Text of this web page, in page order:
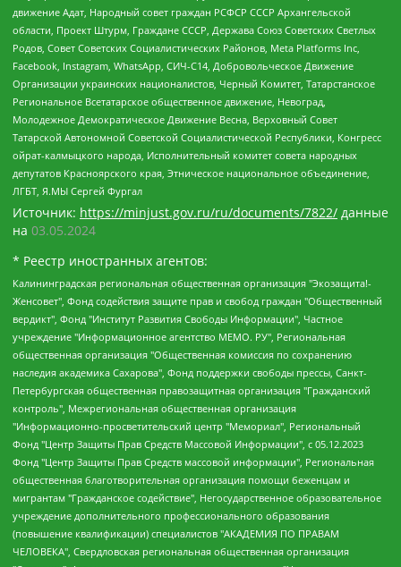
движение Адат, Народный совет граждан РСФСР СССР Архангельской
области, Проект Штурм, Граждане СССР, Держава Союз Советских Светлых
Родов, Совет Советских Социалистических Районов, Meta Platforms Inc,
Facebook, Instagram, WhatsApp, СИЧ-С14, Добровольческое Движение
Организации украинских националистов, Черный Комитет, Татарстанское
Региональное Всетатарское общественное движение, Невоград,
Молодежное Демократическое Движение Весна, Верховный Совет
Татарской Автономной Советской Социалистической Республики, Конгресс
ойрат-калмыцкого народа, Исполнительный комитет совета народных
депутатов Красноярского края, Этническое национальное объединение,
ЛГБТ, Я.МЫ Сергей Фургал
Источник: https://minjust.gov.ru/ru/documents/7822/ данные
на 03.05.2024
* Реестр иностранных агентов:
Калининградская региональная общественная организация "Экозащита!-Женсовет", Фонд содействия защите прав и свобод граждан "Общественный вердикт", Фонд "Институт Развития Свободы Информации", Частное учреждение "Информационное агентство МЕМО. РУ", Региональная общественная организация "Общественная комиссия по сохранению наследия академика Сахарова", Фонд поддержки свободы прессы, Санкт-Петербургская общественная правозащитная организация "Гражданский контроль", Межрегиональная общественная организация "Информационно-просветительский центр "Мемориал", Региональный Фонд "Центр Защиты Прав Средств Массовой Информации", с 05.12.2023 Фонд "Центр Защиты Прав Средств массовой информации", Региональная общественная благотворительная организация помощи беженцам и мигрантам "Гражданское содействие", Негосударственное образовательное учреждение дополнительного профессионального образования (повышение квалификации) специалистов "АКАДЕМИЯ ПО ПРАВАМ ЧЕЛОВЕКА", Свердловская региональная общественная организация "Сутяжник", Автономная некоммерческая организация "Центр независимых социологических исследований", Союз общественных объединений "Российский исследовательский центр по правам человека", Региональное общественное учреждение научно-информационный центр "МЕМОРИАЛ", Некоммерческая организация "Фонд защиты гласности", Автономная некоммерческая организация "Институт прав человека", Городская общественная организация "Екатеринбургское общество "МЕМОРИАЛ", Городская общественная организация "Рязанское историко-просветительское и правозащитное общество "Мемориал" (Рязанский Мемориал), Челябинский региональный орган общественной самодеятельности – женское общественное объединение "Женщины Евразии", Челябинский региональный орган общественной самодеятельности "Уральская правозащитная группа", Фонд содействия защите здоровья и социальной справедливости имени Андрея Рылькова, Автономная Некоммерческая Организация "Аналитический Центр Юрия Левады", Автономная некоммерческая организация социальной поддержки населения "Проект Апрель", Региональная общественная организация помощи женщинам и детям, находящимся в кризисной ситуации "Информационно-методический центр "Анна", Фонд содействия развитию массовых коммуникаций и правовому просвещению "Так-так-Так", Фонд содействия устойчивому развитию "Серебряная тайга", Свердловский региональный общественный фонд социальных проектов "Новое время", "Idel.Реалии", Кавказ.Реалии, Крым.Реалии, Телеканал Настоящее Время, Татаро-башкирская служба Радио Свобода (Azatliq Radiosi), Радио Свободная Европа/Радио Свобода (PCE/PC), "Сибирь.Реалии", "Фактограф", Благотворительный фонд помощи осужденным и их семьям, Автономная некоммерческая организация "Институт глобализации и социальных движений", Фонд "В защиту прав заключенных", Частное учреждение "Центр поддержки и содействия развитию средств массовой информации", Пензенский региональный общественный благотворительный фонд "Гражданский союз", "Север.Реалии", Некоммерческая организация Фонд "Правовая инициатива", Общество с ограниченной ответственностью "Радио Свободная Европа/Радио Свобода", Чешское информационное агентство "MEDIUM-ORIENT", Красноярская региональная общественная организация "Мы против СПИДа", Камалягин Денис Николаевич, Маркелов Сергей Евгеньевич, Пономарев Лев Александрович, Савицкая Людмила Алексеевна, Автономная некоммерческая организация "Центр по работе с проблемой насилия "НАСИЛИЮ.НЕТ", Межрегиональный профессиональный союз работников здравоохранения "Альянс врачей", Юридическое лицо, зарегистрированное в Латвийской Республике, SIA "Medusa Project" (регистрационный номер 40103797863, дата регистрации 10.06.2014), Некоммерческая организация "Фонд по борьбе с коррупцией", Автономная некоммерческая организация "Институт права и публичной политики", Баданин Роман Сергеевич, Гликин Максим Александрович, Железнова Мария Михайловна, Лукьянова Юлия Сергеевна, Маетная Елизавета Витальевна, Маняхин Петр Борисович, Чуракова Ольга Владимировна, Ярош Юлия Петровна, Юридическое лицо "The Insider SIA", зарегистрированное в Риге, Латвийская Республика (дата регистрации 26.06.2015), являющееся администратором доменного имени интернет-издания "The Insider SIA", https://theins.ru, Постернак Алексей Евгеньевич, Рубин Михаил Аркадьевич, Анин Роман Александрович, Юридическое лицо Istories fonds, зарегистрированное в Латвийской Республике (регистрационный номер 50008295751, дата регистрации 24.02.2020), Великовский Дмитрий Александрович, Долинина Ирина Николаевна, Мароховская Алеся Алексеевна, Шлейнов Роман Юрьевич, Шмагун Олеся Валентиновна, Общество с ограниченной ответственностью "Альтаир 2021", Общество с ограниченной ответственностью "Вега 2021", Общество с ограниченной ответственностью "Главный редактор 2021", Общество с ограниченной ответственностью "Ромашки монолит", Важенков Артем Валерьевич, Ивановская областная общественная организация "Центр гендерных исследований", Гурман Юрий Альбертович, Медиапроект "ОВД-Инфо", Егоров Владимир Владимирович, Жилинский Владимир Александрович, Общество с ограниченной ответственностью "ЗП", Иванова София Юрьевна, Карезина Инна Павловна, Кильтау Екатерина Викторовна, Петров Алексей Викторович, Пискунов Сергей Евгеньевич, Смирнов Сергей Сергеевич, Тихонов Михаил Сергеевич, Общество с ограниченной ответственностью "ЖУРНАЛИСТ-ИНОСТРАННЫЙ АГЕНТ", Арапова Галина Юрьевна, Вольтская Татьяна Анатольевна, Американская компания "Mason G.E.S. Anonymous Foundation" (США), являющаяся владельцем интернет-издания https://mnews.world/, Компания "Stichting Bellingcat", зарегистрированная в Нидерландах (дата регистрации 11.07.2018), Захаров Андрей Вячеславович, Клепиковская Екатерина Дмитриевна, Общество с ограниченной ответственностью "МЕМО", Перл Роман Александрович, Симонов Евгений Алексеевич, Соловьева Елена Анатольевна, Сотников Даниил Владимирович, Сурначева Елизавета Дмитриевна, Автономная некоммерческая организация по защите прав человека и информированию населения "Якутия – Наше Мнение", Общество с ограниченной ответственностью "Москоу диджитал медиа", с 26.01.2023 Общество с ограниченной ответственностью "Чайка Белые сады", Ветошкина Валерия Валерьевна, Заговора Максим Александрович, Межрегиональное общественное движение "Российская ЛГБТ - сеть", Оленичев Максим Владимирович, Павлов Иван Юрьевич, Скворцова Елена Сергеевна, Общество с ограниченной ответственностью "Как бы инагент", Кочетков Игорь Викторович, Общество с ограниченной ответственностью "Честные выборы", Еланчик Олег Александрович, Общество с ограниченной ответственностью "Нобелевский призыв", Гималова Регина Эмилевна, Григорьев Андрей Валерьевич, Григорьева Алина Александровна, Ассоциация по содействию защите прав призывников, альтернативнослужащих и военнослужащих "Правозащитная группа "Гражданин.Армия.Право", Хисамова Регина Фаритовна, Автономная некоммерческая организация по реализации социально-правовых программ "Лилит", Дальневосточное общественное движение "Маяк", Санкт-Петербургская ЛГБТ-инициативная группа "Выход", Инициативная группа ЛГБТ+ "Реверс", Алексеев Андрей Викторович, Бекбулатова Таисия Львовна, Беляев Иван Михайлович, Владыкина Елена Сергеевна, Гельман Марат Александрович, Никульшина Вероника Юрьевна, Толоконникова Надежда Андреевна, Шендерович Виктор Анатольевич, Общество с ограниченной ответственностью "Данное сообщение", Общество с ограниченной ответственностью Издательский дом "Новая глава", Айнбиндер Александра Александровна, Московский комьюнити-центр для ЛГБТ+инициатив, Благотворительный фонд развития филантропии, Deutsche Welle (Германия, Kurt-Schumacher-Strasse 3, 53113 Bonn), Борзунова Мария Михайловна, Воробьев Виктор Викторович, Голубева Анна Львовна, Константинова Алла Михайловна, Малкова Ирина Владимировна, Мурадов Мурад Абдулгалимович, Осетинская Елизавета Николаевна, Понасенков Евгений Николаевич, Ганапольский Матвей Юрьевич, Киселев Евгений Алексеевич, Борухович Ирина Григорьевна, Дремин Иван Тимофеевич, Дубровский Дмитрий Викторович, Красноярская региональная общественная организация поддержки и развития альтернативных образовательных технологий и межкультурных коммуникаций "ИНТЕРРА", Маяковская Екатерина Алексеевна, Фейгин Марк Захарович, Филимонов Андрей Викторович, Дзугкоева Регина Николаевна, Доброхотов Роман Александрович, Дудь Юрий Александрович, Елкин Сергей Владимирович, Кругликов Кирилл Игоревич, Сабунаева Мария Леонидовна, Семенов Алексей Владимирович, Шаинян Карен Багратович, Шульман Екатерина Михайловна, Асафьев Артур Валерьевич, Вахштайн Виктор Семенович, Венедиктов Алексей Алексеевич, Лушникова Екатерина Евгеньевна, Волков Леонид Михайлович, Невзоров Александр Глебович, Пархоменко Сергей Борисович, Сироткин Ярослав Николаевич, Кара-Мурза Владимир Владимирович, Баранова Наталья Владимировна, Гозман Леонид Яковлевич, Кагарлицкий Борис Юльевич, Климарев Михаил Валерьевич, Милов Владимир Станиславович, Автономная некоммерческая организация Краснодарский центр современного искусства "Типография", Моргенштерн Алишер Тагирович, Соболь Любовь Эдуардовна, Общество с ограниченной ответственностью "ЛИЗА НОРМ", Каспаров Гарри Кимович, Ходорковский Михаил Борисович, Общество с ограниченной ответственностью "Апрельские тезисы", Данилович Ирина Брониславовна, Кашин Олег Владимирович, Петров Николай Владимирович, Пивоваров Алексей Владимирович, Соколов Михаил Владимирович, Цветкова Юлия Владимировна, Чичваркин Евгений Александрович, Комитет против пыток/Команда против пыток, Общество с ограниченной ответственностью "Первый научный", Общество с ограниченной ответственностью "Вертолет и ко", Белоцерковская Вероника Борисовна, Кац Максим Евгеньевич, Лазарева Татьяна Юрьевна, Шаведдинов Руслан Табризович, Яшин Илья Валерьевич, Общество с ограниченной ответственностью "Иноагент ААВ", Алешковский Дмитрий Петрович, Альбац Евгения Марковна, Быков Дмитрий Львович, Галямина Юлия Евгеньевна, Лойко Сергей Леонидович, Мартынов Кирилл Константинович, Медведев Сергей Александрович, Крашенинников Федор Геннадиевич, Гордеева Катерина Вл